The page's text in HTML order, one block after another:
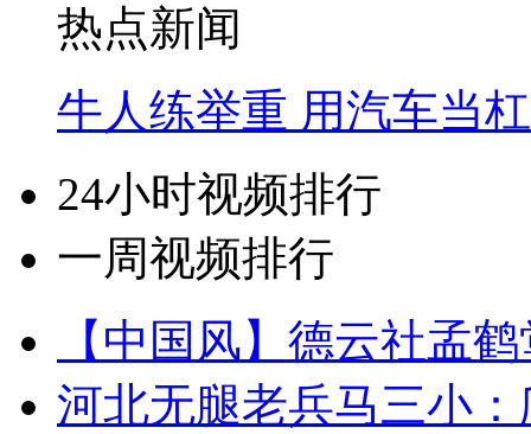
热点新闻
牛人练举重 用汽车当
24小时视频排行
一周视频排行
【中国风】德云社孟
河北无腿老兵马三小